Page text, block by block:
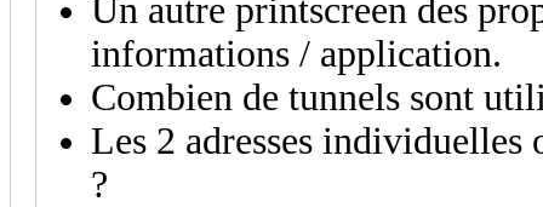
Un autre printscreen des
informations / application.
Combien de tunnels sont
Les 2 adresses
?